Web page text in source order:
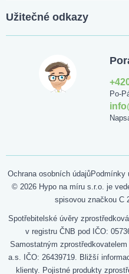
Užitečné odkazy
Po-
Ochrana osobních údajůPodmínky
© 2026 Hypo na míru s.r.o. je
spisovou značkou C
Spotřebitelské úvěry
v registru ČNB pod IČO:
Samostatným
a.s. IČO: 26439719. Bližší
klienty. Pojistné produkty